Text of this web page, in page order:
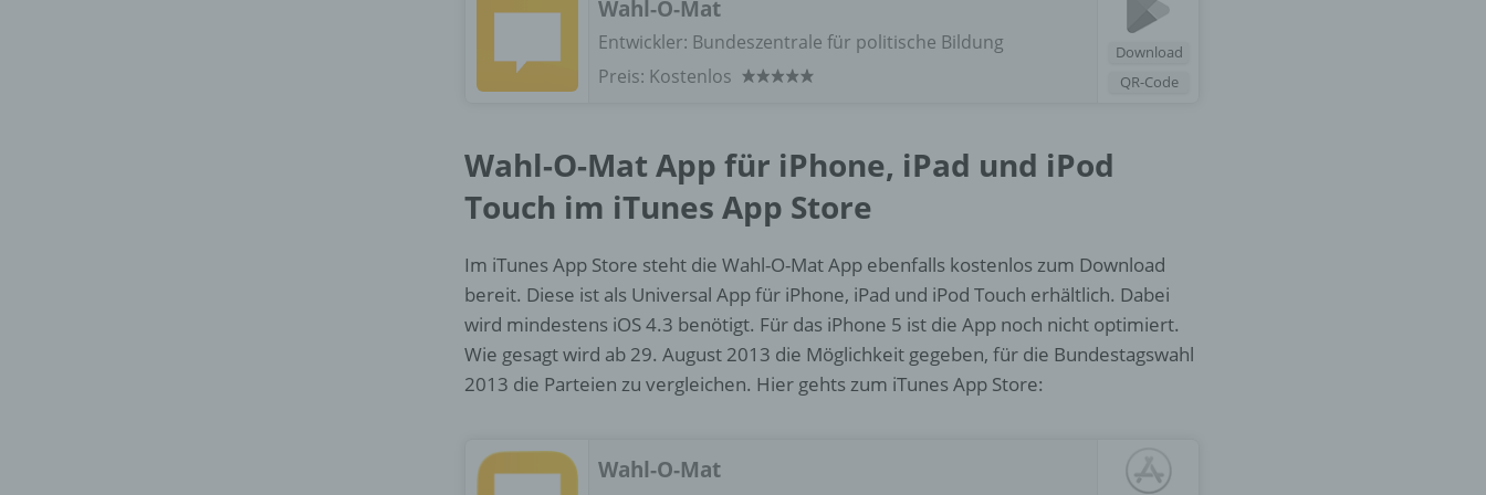
Download
QR-Code
Wahl-O-Mat
Entwickler: Bundeszentrale für politische Bildung
Preis: Kostenlos
Wahl-O-Mat App für iPhone, iPad und iPod
Touch im iTunes App Store
Im iTunes App Store steht die Wahl-O-Mat App ebenfalls kostenlos zum Download
bereit. Diese ist als Universal App für iPhone, iPad und iPod Touch erhältlich. Dabei
wird mindestens iOS 4.3 benötigt. Für das iPhone 5 ist die App noch nicht optimiert.
Wie gesagt wird ab 29. August 2013 die Möglichkeit gegeben, für die Bundestagswahl
2013 die Parteien zu vergleichen. Hier gehts zum iTunes App Store:
Wahl-O-Mat
Einschränkung der Verarbeitung ist die Markierung gespeicherter
personenbezogener Daten mit dem Ziel, ihre künftige Verarbeitung
e) Profiling
Profiling ist jede Art der automatisierten Verarbeitung
personenbezogener Daten, die darin besteht, dass diese
personenbezogenen Daten verwendet werden, um bestimmte
persönliche Aspekte, die sich auf eine natürliche Person beziehen,
zu bewerten, insbesondere, um Aspekte bezüglich Arbeitsleistung,
wirtschaftlicher Lage, Gesundheit, persönlicher Vorlieben, Interessen,
Zuverlässigkeit, Verhalten, Aufenthaltsort oder Ortswechsel dieser
natürlichen Person zu analysieren oder vorherzusagen.
f) Pseudonymisierung